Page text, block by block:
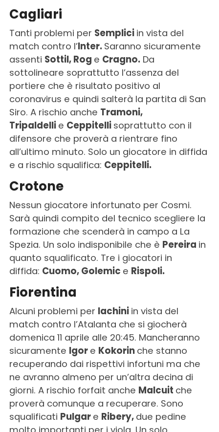
Cagliari
Tanti problemi per Semplici in vista del
match contro l’Inter. Saranno sicuramente
assenti Sottil, Rog e Cragno. Da
sottolineare soprattutto l’assenza del
portiere che è risultato positivo al
coronavirus e quindi salterà la partita di San
Siro. A rischio anche Tramoni,
Tripaldelli e Ceppitelli soprattutto con il
difensore che proverà a rientrare fino
all’ultimo minuto. Solo un giocatore in diffida
e a rischio squalifica: Ceppitelli.
Crotone
Nessun giocatore infortunato per Cosmi.
Sarà quindi compito del tecnico scegliere la
formazione che scenderà in campo a La
Spezia. Un solo indisponibile che è Pereira in
quanto squalificato. Tre i giocatori in
diffida: Cuomo, Golemic e Rispoli.
Fiorentina
Alcuni problemi per Iachini in vista del
match contro l’Atalanta che si giocherà
domenica 11 aprile alle 20:45. Mancheranno
sicuramente Igor e Kokorin che stanno
recuperando dai rispettivi infortuni ma che
ne avranno almeno per un’altra decina di
giorni. A rischio forfait anche Malcuit che
proverà comunque a recuperare. Sono
squalificati Pulgar e Ribery, due pedine